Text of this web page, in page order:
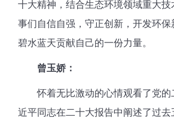
十大精神，结合生态环境领域重大技
事们自信自强，守正创新，开发环保
碧水蓝天贡献自己的一份力量。
曾玉娇：
怀着无比激动的心情观看了党的
近平同志在二十大报告中阐述了过